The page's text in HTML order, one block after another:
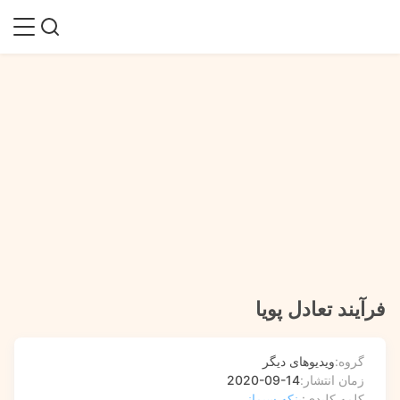
فرآیند تعادل پویا
گروه:ویدیوهای دیگر
زمان انتشار:2020-09-14